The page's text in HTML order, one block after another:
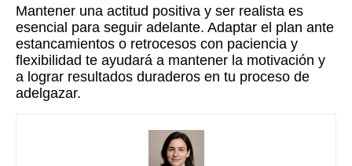
Mantener una actitud positiva y ser realista es
esencial para seguir adelante. Adaptar el plan ante
estancamientos o retrocesos con paciencia y
flexibilidad te ayudará a mantener la motivación y
a lograr resultados duraderos en tu proceso de
adelgazar.